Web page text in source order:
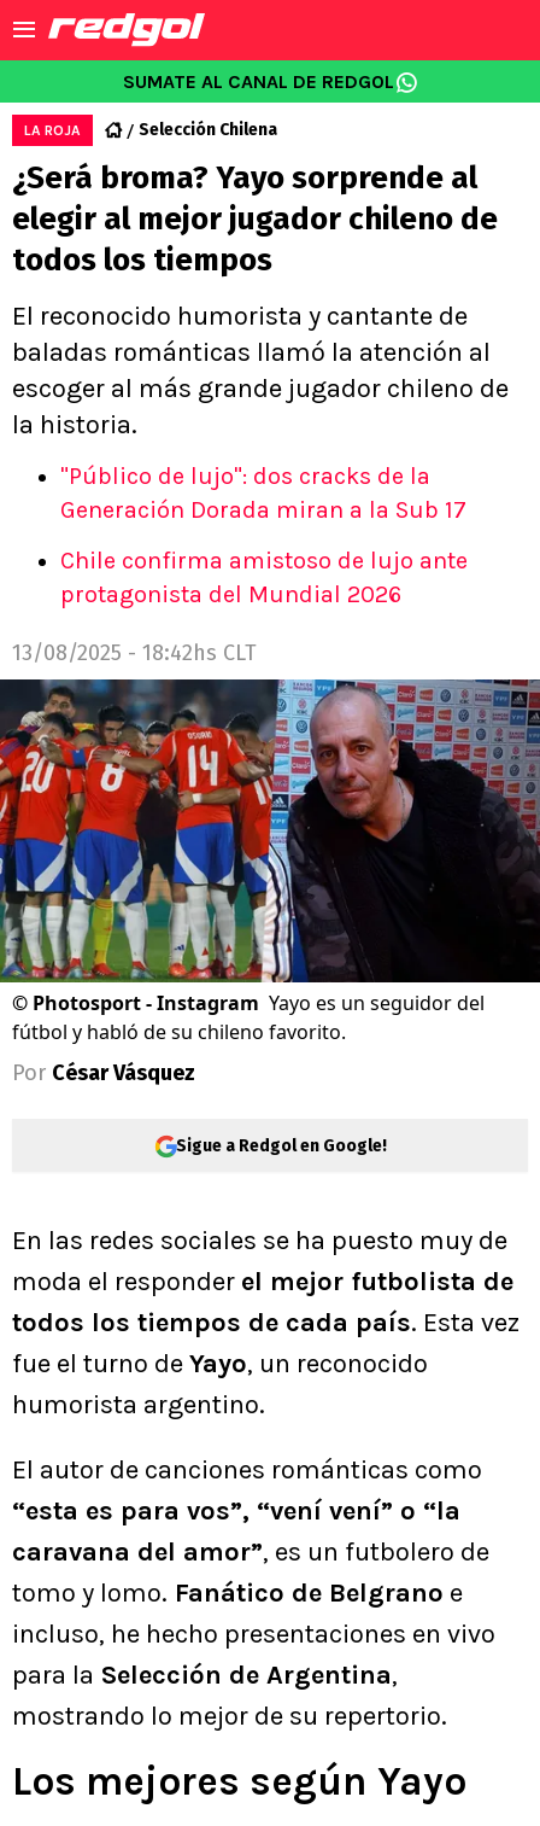
SUMATE AL CANAL DE REDGOL
LA ROJA Selección Chilena
¿Será broma? Yayo sorprende al
elegir al mejor jugador chileno de
todos los tiempos
El reconocido humorista y cantante de
baladas románticas llamó la atención al
escoger al más grande jugador chileno de
la historia.
"Público de lujo": dos cracks de la
Generación Dorada miran a la Sub 17
Chile confirma amistoso de lujo ante
protagonista del Mundial 2026
13/08/2025 - 18:42hs CLT
© Photosport - Instagram Yayo es un seguidor del
fútbol y habló de su chileno favorito.
Por César Vásquez
Sigue a Redgol en Google!
En las redes sociales se ha puesto muy de
moda el responder el mejor futbolista de
todos los tiempos de cada país. Esta vez
fue el turno deYayo, un reconocido
humorista argentino.
El autor de canciones románticas como
“esta es para vos”, “vení vení” o “la
caravana del amor”, es un futbolero de
tomo y lomo. Fanático de Belgrano e
incluso, he hecho presentaciones en vivo
para la Selección de Argentina,
mostrando lo mejor de su repertorio.
Los mejores según Yayo